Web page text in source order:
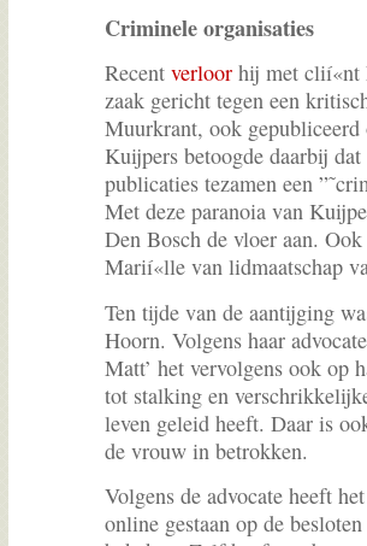
Criminele organisaties
Recent verloor hij met clií«nt
zaak gericht tegen een
Muurkrant, ook
Kuijpers betoogde daarbij
publicaties tezamen een
Met deze paranoia van
Den Bosch de vloer aan.
Marií«lle van lidmaatschap
Ten tijde van de aantijging
Hoorn. Volgens haar
Matt’ het vervolgens ook op
tot stalking en
leven geleid heeft. Daar is
de vrouw in betrokken.
Volgens de advocate heeft
online gestaan op de